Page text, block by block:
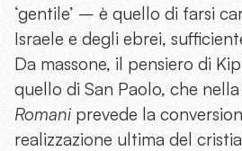
‘gentile’ – è quello di farsi
Israele e degli ebrei,
Da massone, il pensiero di
quello di San Paolo, che nella
Romani prevede la
realizzazione ultima del